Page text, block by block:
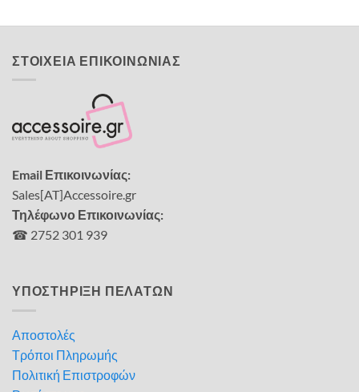
ΣΤΟΙΧΕΙΑ ΕΠΙΚΟΙΝΩΝΙΑΣ
Email Επικοινωνίας:
Sales[AT]Accessoire.gr
Τηλέφωνο Επικοινωνίας:
☎ 2752 301 939
ΥΠΟΣΤΗΡΙΞΗ ΠΕΛΑΤΩΝ
Αποστολές
Τρόποι Πληρωμής
Πολιτική Επιστροφών